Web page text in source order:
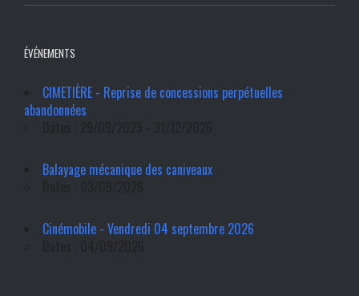
ÉVÉNEMENTS
CIMETIÈRE - Reprise de concessions perpétuelles
abandonnées
Balayage mécanique des caniveaux
Cinémobile - Vendredi 04 septembre 2026